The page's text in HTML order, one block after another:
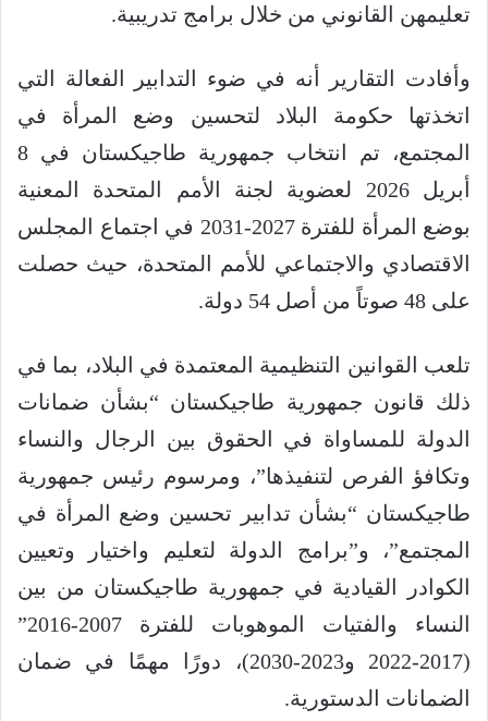
تعليمهن القانوني من خلال برامج تدريبية.
وأفادت التقارير أنه في ضوء التدابير الفعالة التي
اتخذتها حكومة البلاد لتحسين وضع المرأة في
المجتمع، تم انتخاب جمهورية طاجيكستان في 8
أبريل 2026 لعضوية لجنة الأمم المتحدة المعنية
بوضع المرأة للفترة 2027-2031 في اجتماع المجلس
الاقتصادي والاجتماعي للأمم المتحدة، حيث حصلت
على 48 صوتاً من أصل 54 دولة.
تلعب القوانين التنظيمية المعتمدة في البلاد، بما في
ذلك قانون جمهورية طاجيكستان “بشأن ضمانات
الدولة للمساواة في الحقوق بين الرجال والنساء
وتكافؤ الفرص لتنفيذها”، ومرسوم رئيس جمهورية
طاجيكستان “بشأن تدابير تحسين وضع المرأة في
المجتمع”، و”برامج الدولة لتعليم واختيار وتعيين
الكوادر القيادية في جمهورية طاجيكستان من بين
النساء والفتيات الموهوبات للفترة 2007-2016”
(2017-2022 و2023-2030)، دورًا مهمًا في ضمان
الضمانات الدستورية.